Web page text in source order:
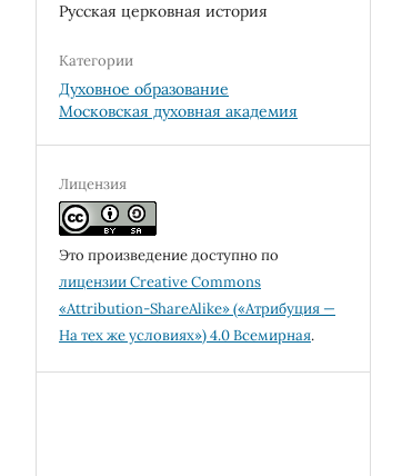
Русская церковная история
Категории
Духовное образование
Московская духовная академия
Лицензия
Это произведение доступно по
лицензии Creative Commons
«Attribution-ShareAlike» («Атрибуция —
На тех же условиях») 4.0 Всемирная.